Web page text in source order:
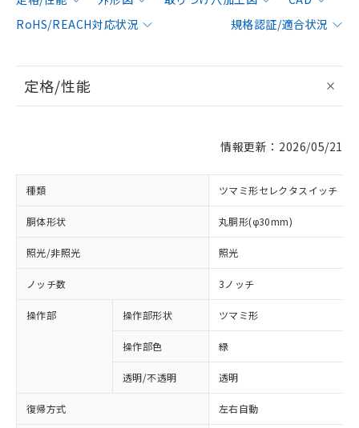
RoHS/REACH対応状況
規格認証/適合状況
定格/性能
情報更新：2026/05/21
種類 ツマミ形セレクタスイッチ
胴体形状 丸胴形(φ30mm)
照光/非照光 照光
ノッチ数 3ノッチ
操作部 操作部形状 ツマミ形
操作部色 緑
透明/不透明 透明
復帰方式 左右自動